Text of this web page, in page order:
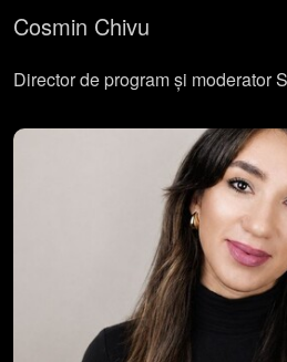
Cosmin Chivu
Director de program și moderator